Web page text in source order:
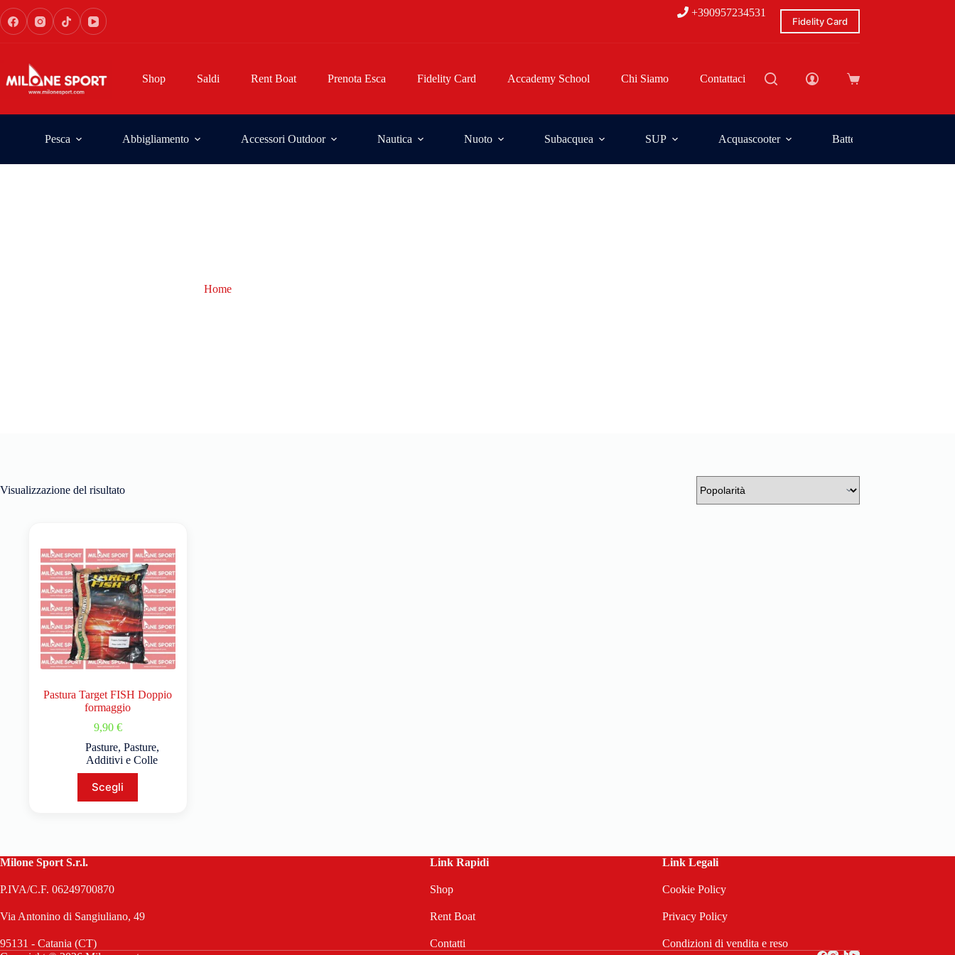
+390957234531
Fidelity Card
Shop Saldi Rent Boat Prenota Esca Fidelity Card Accademy School Chi Siamo Contattaci
Pesca Abbigliamento Accessori Outdoor Nautica Nuoto Subacquea SUP Acquascooter Batterie
Home
Visualizzazione del risultato
Pastura Target FISH Doppio
formaggio
9,90 €
Pasture, Pasture,
Additivi e Colle
Scegli
Milone Sport S.r.l.
P.IVA/C.F. 06249700870
Via Antonino di Sangiuliano, 49
95131 - Catania (CT)
Link Rapidi
Shop
Rent Boat
Contatti
Link Legali
Cookie Policy
Privacy Policy
Condizioni di vendita e reso